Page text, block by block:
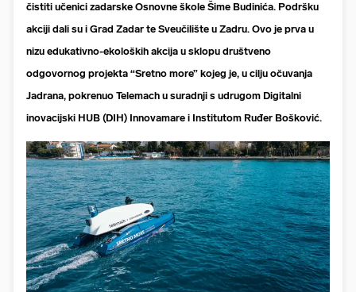
čistiti učenici zadarske Osnovne škole Šime Budinića. Podršku
akciji dali su i Grad Zadar te Sveučilište u Zadru. Ovo je prva u
nizu edukativno-ekoloških akcija u sklopu društveno
odgovornog projekta “Sretno more” kojeg je, u cilju očuvanja
Jadrana, pokrenuo Telemach u suradnji s udrugom Digitalni
inovacijski HUB (DIH) Innovamare i Institutom Ruđer Bošković.